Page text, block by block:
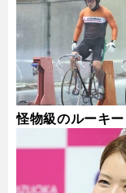
怪物級のルーキ